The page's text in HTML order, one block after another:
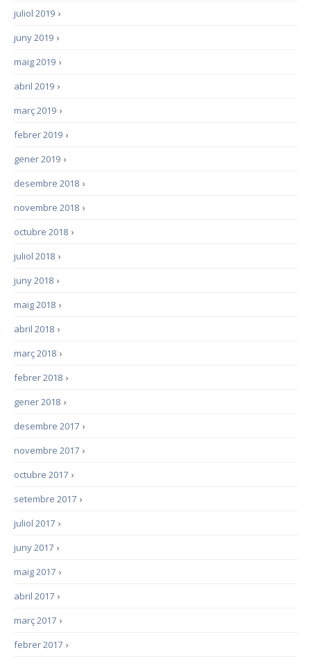
›
juliol 2019
›
juny 2019
›
maig 2019
›
abril 2019
›
març 2019
›
febrer 2019
›
gener 2019
›
desembre 2018
›
novembre 2018
›
octubre 2018
›
juliol 2018
›
juny 2018
›
maig 2018
›
abril 2018
›
març 2018
›
febrer 2018
›
gener 2018
›
desembre 2017
›
novembre 2017
›
octubre 2017
›
setembre 2017
›
juliol 2017
›
juny 2017
›
maig 2017
›
abril 2017
›
març 2017
›
febrer 2017